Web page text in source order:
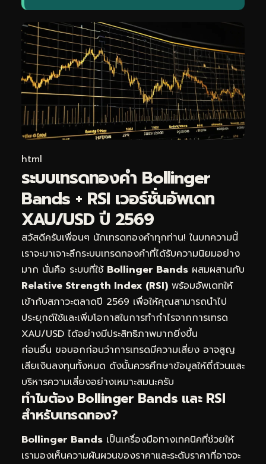
html
ระบบเทรดทองคำ Bollinger
Bands + RSI เวอร์ชั่นอัพเดท
XAU/USD ปี 2569
สวัสดีครับเพื่อนๆ นักเทรดทองคำทุกท่าน! ในบทความนี้
เราจะมาเจาะลึกระบบเทรดทองคำที่ได้รับความนิยมอย่าง
มาก นั่นคือ ระบบที่ใช้ Bollinger Bands ผสมผสานกับ
Relative Strength Index (RSI) พร้อมอัพเดทให้
เข้ากับสภาวะตลาดปี 2569 เพื่อให้คุณสามารถนำไป
ประยุกต์ใช้และเพิ่มโอกาสในการทำกำไรจากการเทรด
XAU/USD ได้อย่างมีประสิทธิภาพมากยิ่งขึ้น
ก่อนอื่น ขอบอกก่อนว่าการเทรดมีความเสี่ยง อาจสูญ
เสียเงินลงทุนทั้งหมด ดังนั้นควรศึกษาข้อมูลให้ถี่ถ้วนและ
บริหารความเสี่ยงอย่างเหมาะสมนะครับ
ทำไมต้อง Bollinger Bands และ RSI
สำหรับเทรดทอง?
Bollinger Bands เป็นเครื่องมือทางเทคนิคที่ช่วยให้
เรามองเห็นความผันผวนของราคาและระดับราคาที่อาจจะ